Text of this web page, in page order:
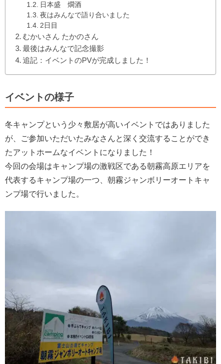
日本盛 燗酒
夜はみんなで語り合いました
2日目
むかいさん たかのさん
最後はみんなで記念撮影
追記：イベントのPVが完成しました！
イベントの様子
冬キャンプという少々敷居が高いイベントではありました
が、ご参加いただいたみなさんと深く交流することができ
たアットホームなイベントになりました！
今回の会場はキャンプ場の激戦区である朝霧高原エリアを
代表するキャンプ場の一つ、朝霧ジャンボリーオートキャ
ンプ場で行いました。